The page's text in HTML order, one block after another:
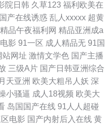
院日韩 久草123 福利欧美在
国产在线诱惑 乱人xxxxx 超黄
精品午夜福利网 精品亚洲成a
影 91一区 成人精品无 91国
站网址 激情文学色 国产主播
三级A片 国产日韩亚洲综合
天亚洲 欧美大粗吊人妖 深
小骚逼 成人18视频 欧美大
岛国国产在线 91人人超碰
电影 国产内射后入在线 黄